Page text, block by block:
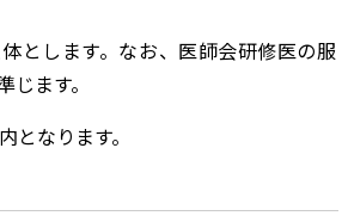
とします。なお、医師会研修医の服
ます。
となります。